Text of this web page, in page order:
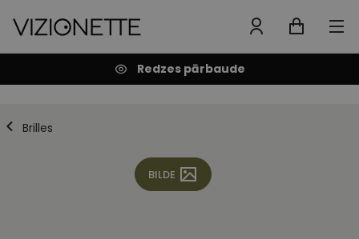
Redzes pārbaude
Brilles
BILDE